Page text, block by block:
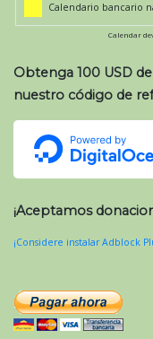
Calendario bancario
Calendar
Obtenga 100 USD
nuestro código de
¡Aceptamos
¡Considere instalar Adblock